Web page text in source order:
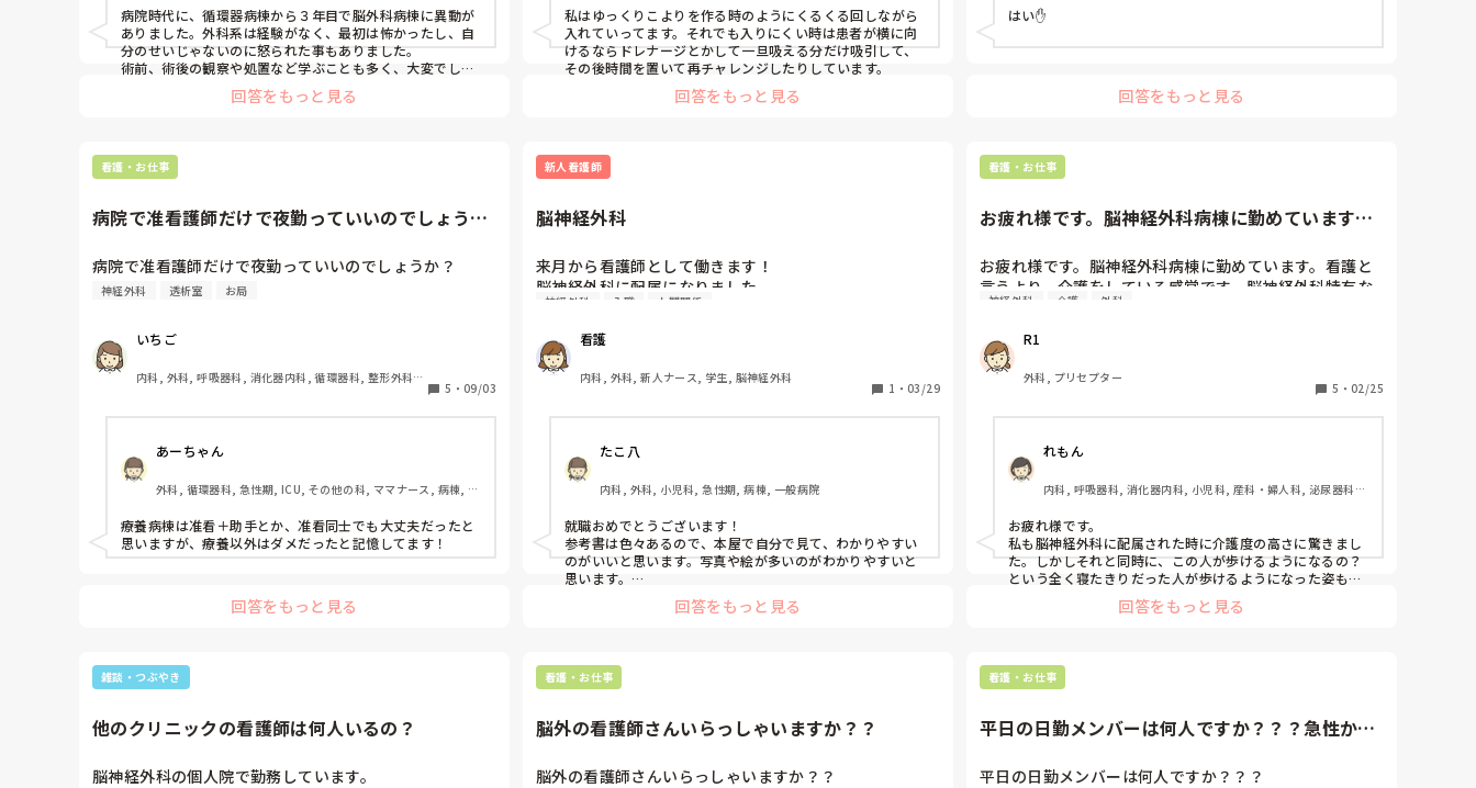
病院時代に、循環器病棟から３年目で脳外科病棟に異動が
ありました。外科系は経験がなく、最初は怖かったし、自
分のせいじゃないのに怒られた事もありました。
術前、術後の観察や処置など学ぶことも多く、大変でした
６年半気付いたら仕事してました。少しずつ学んでいけば
思います。
回答をもっと見る
私はゆっくりこよりを作る時のようにくるくる回しながら
入れていってます。それでも入りにくい時は患者が横に向
けるならドレナージとかして一旦吸える分だけ吸引して、
その後時間を置いて再チャレンジしたりしています。
回答をもっと見る
期, 超急性期, ICU, CCU, HCU, プリセプター, 病棟, リーダー,
神経内科, 脳神経外科, GCU, 消化器外科, 一般病院, 大学病院,
はい✋
回答をもっと見る
看護・お仕事
病院で准看護師だけで夜勤っていいのでしょう
病院で准看護師だけで夜勤っていいのでしょうか？
神経外科 透析室 お局
いちご
内科, 外科, 呼吸器科, 消化器内科, 循環器科, 整形外科,
5 ・ 09/03
あーちゃん
外科, 循環器科, 急性期, ICU, その他の科, ママナース, 病棟, リ
療養病棟は准看＋助手とか、准看同士でも大丈夫だったと
思いますが、療養以外はダメだったと記憶してます！
回答をもっと見る
新人看護師
脳神経外科
来月から看護師として働きます！
脳神経外科に配属になりました。
のはありますか？
神経外科 入職 人間関係
看護
内科, 外科, 新人ナース, 学生, 脳神経外科
1 ・ 03/29
たこ八
内科, 外科, 小児科, 急性期, 病棟, 一般病院
就職おめでとうございます！
参考書は色々あるので、本屋で自分で見て、わかりやすい
のがいいと思います。写真や絵が多いのがわかりやすいと
思います。
脳外なら、ペンライトと瞳孔径は必須です！病棟にもある
もいいかもしれません。
の体も大切にして下さいね。
回答をもっと見る
看護・お仕事
お疲れ様です。脳神経外科病棟に勤めています。
お疲れ様です。脳神経外科病棟に勤めています。看護と
言うより、介護をしている感覚です。脳神経外科特有な
神経外科 介護 外科
R1
外科, プリセプター
5 ・ 02/25
れもん
内科, 呼吸器科, 消化器内科, 小児科, 産科・婦人科, 泌尿器科,
お疲れ様です。
私も脳神経外科に配属された時に介護度の高さに驚きまし
た。しかしそれと同時に、この人が歩けるようになるの？
という全く寝たきりだった人が歩けるようになった姿も見
て嬉しかったこともあります。私が知る中で一番介護度が
高い病棟な気がします。回答をもっと見る
雑談・つぶやき
他のクリニックの看護師は何人いるの？
脳神経外科の個人院で勤務しています。
看護・お仕事
脳外の看護師さんいらっしゃいますか？？
脳外の看護師さんいらっしゃいますか？？
看護・お仕事
平日の日勤メンバーは何人ですか？？？急性か慢
平日の日勤メンバーは何人ですか？？？